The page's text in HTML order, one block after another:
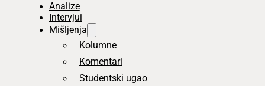
Analize
Intervjui
Mišljenja
Kolumne
Komentari
Studentski ugao